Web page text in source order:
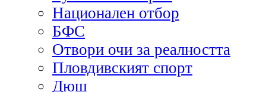
Национален отбор
БФС
Отвори очи за реалността
Пловдивският спорт
Дюш